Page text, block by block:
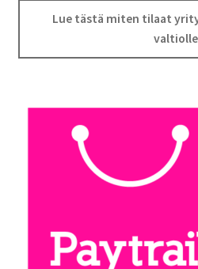
Lue tästä miten tilaat